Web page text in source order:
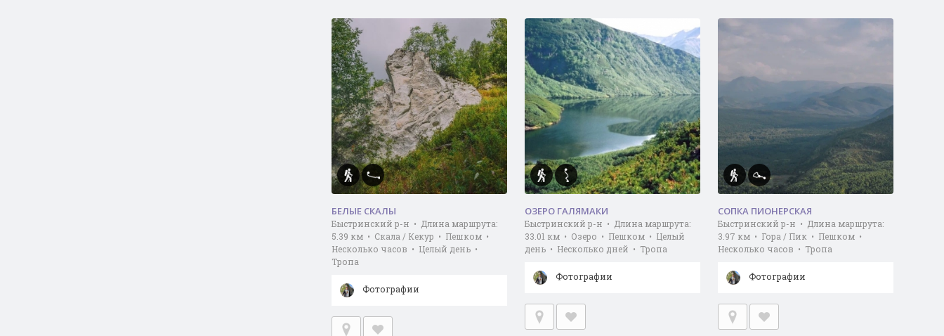
БЕЛЫЕ СКАЛЫ
Быстринский р-н • Длина маршрута:
5.39 км • Скала / Кекур • Пешком •
Несколько часов • Целый день •
Тропа
Фотографии
ОЗЕРО ГАЛЯМАКИ
Быстринский р-н • Длина маршрута:
33.01 км • Озеро • Пешком • Целый
день • Несколько дней • Тропа
Фотографии
СОПКА ПИОНЕРСКАЯ
Быстринский р-н • Длина маршрута:
3.97 км • Гора / Пик • Пешком •
Несколько часов • Тропа
Фотографии